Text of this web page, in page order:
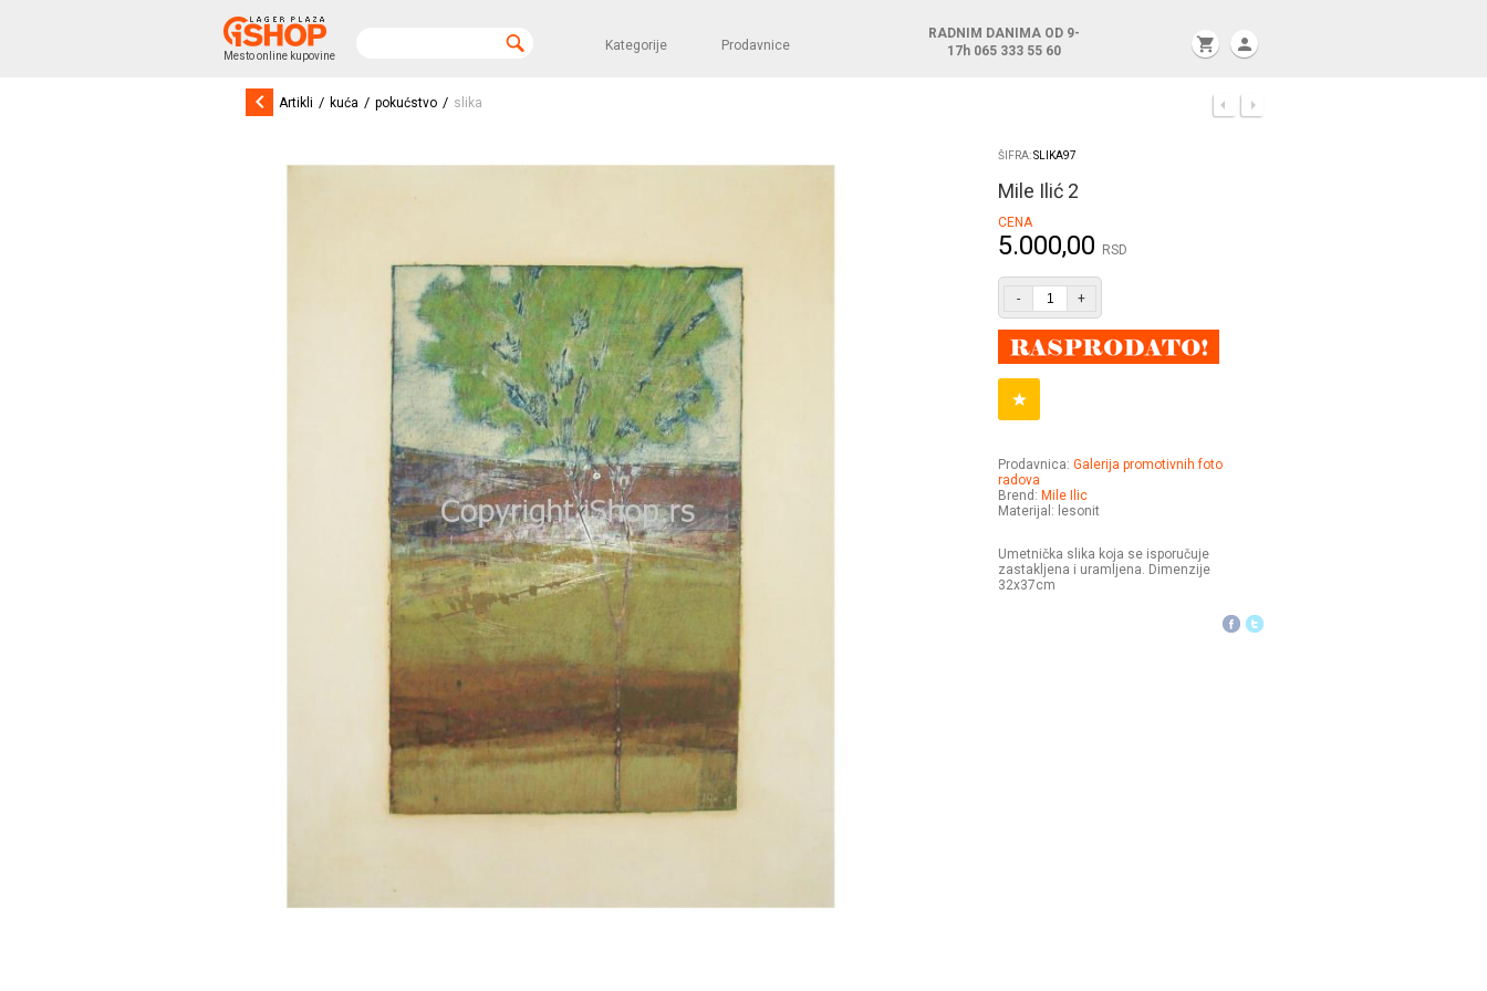
Mesto online kupovine
Kategorije Prodavnice
RADNIM DANIMA OD 9-
17h 065 333 55 60 shopping_cart person
keyboard_arrow_left Artikli / kuća / pokućstvo / slika
ŠIFRA:SLIKA97
Mile Ilić 2
CENA
5.000,00 RSD
- +
Prodavnica: Galerija promotivnih foto
radova
Brend: Mile Ilic
Materijal: lesonit
Umetnička slika koja se isporučuje
zastakljena i uramljena. Dimenzije
32x37cm